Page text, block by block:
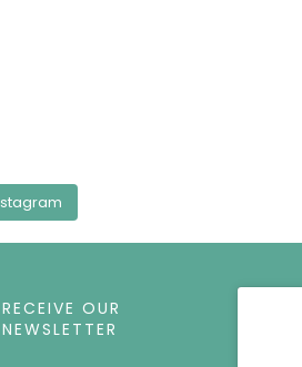
RECEIVE OUR
NEWSLETTER